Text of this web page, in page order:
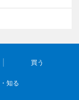
買う
知る